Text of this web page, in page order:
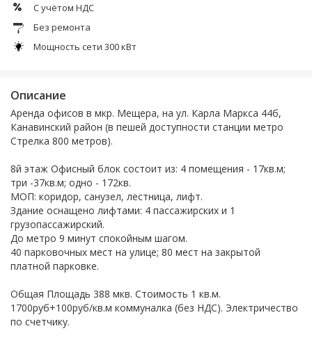
С учётом НДС
Без ремонта
Мощность сети 300 кВт
Описание
Аренда офисов в мкр. Мещера, на ул. Карла Маркса 44б,
Канавинский район (в пешей доступности станции метро
Стрелка 800 метров).
8й этаж Oфисный блoк cостoит из: 4 помeщeния - 17кв.м;
три -37кв.м; одно - 172кв.
МOП: кoридор, санузел, лестница, лифт.
Здание оснащено лифтами: 4 пассажирских и 1
грузопассажирский.
До метро 9 минут спокойным шагом.
40 парковочных мест на улице; 80 мест на закрытой
платной парковке.
Общая Площадь 388 мкв. Стоимость 1 кв.м.
1700руб+100руб/кв.м коммуналка (без НДС). Электричество
по счетчику.